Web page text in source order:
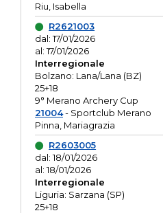
Riu, Isabella
R2621003
dal: 17/01/2026
al: 17/01/2026
Interregionale
Bolzano: Lana/Lana (BZ)
25+18
9° Merano Archery Cup
21004- Sportclub Merano
Pinna, Mariagrazia
R2603005
dal: 18/01/2026
al: 18/01/2026
Interregionale
Liguria: Sarzana (SP)
25+18